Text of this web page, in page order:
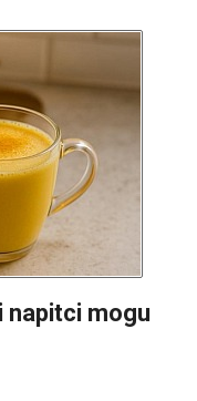
napitci mogu